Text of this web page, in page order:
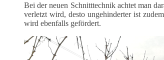
Bei der neuen Schnitttechnik achtet man
verletzt wird, desto ungehinderter ist
wird ebenfalls gefördert.